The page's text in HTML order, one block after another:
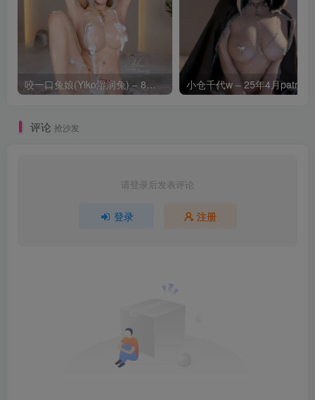
咬一口兔娘(Yiko湿润兔) – 8月 鸣潮-芙露德莉斯 [63P]
评论 抢沙发
请登录后发表评论
登录 注册